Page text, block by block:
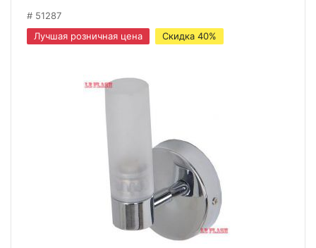
51287
Лучшая розничная цена
Скидка 40%